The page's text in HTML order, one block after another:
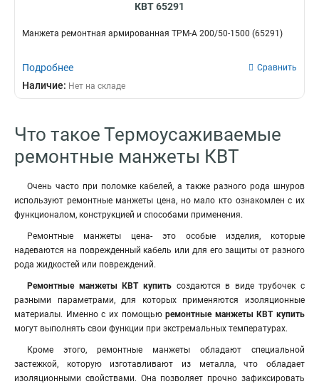
КВТ 65291
Манжета ремонтная армированная ТРМ-А 200/50-1500 (65291)
Подробнее Сравнить
Наличие: Нет на складе
Что такое Термоусаживаемые
ремонтные манжеты КВТ
Очень часто при поломке кабелей, а также разного рода шнуров
используют ремонтные манжеты цена, но мало кто ознакомлен с их
функционалом, конструкцией и способами применения.
Ремонтные манжеты цена- это особые изделия, которые
надеваются на поврежденный кабель или для его защиты от разного
рода жидкостей или повреждений.
Ремонтные манжеты КВТ купитьсоздаются в виде трубочек с
разными параметрами, для которых применяются изоляционные
материалы. Именно с их помощьюремонтные манжеты КВТ купить
могут выполнять свои функции при экстремальных температурах.
Кроме этого, ремонтные манжеты обладают специальной
застежкой, которую изготавливают из металла, что обладает
изоляционными свойствами. Она позволяет прочно зафиксировать